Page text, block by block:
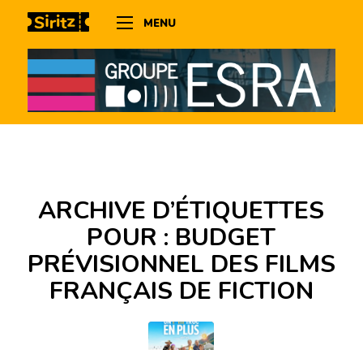
MENU
ARCHIVE D’ÉTIQUETTES
POUR : BUDGET
PRÉVISIONNEL DES FILMS
FRANÇAIS DE FICTION